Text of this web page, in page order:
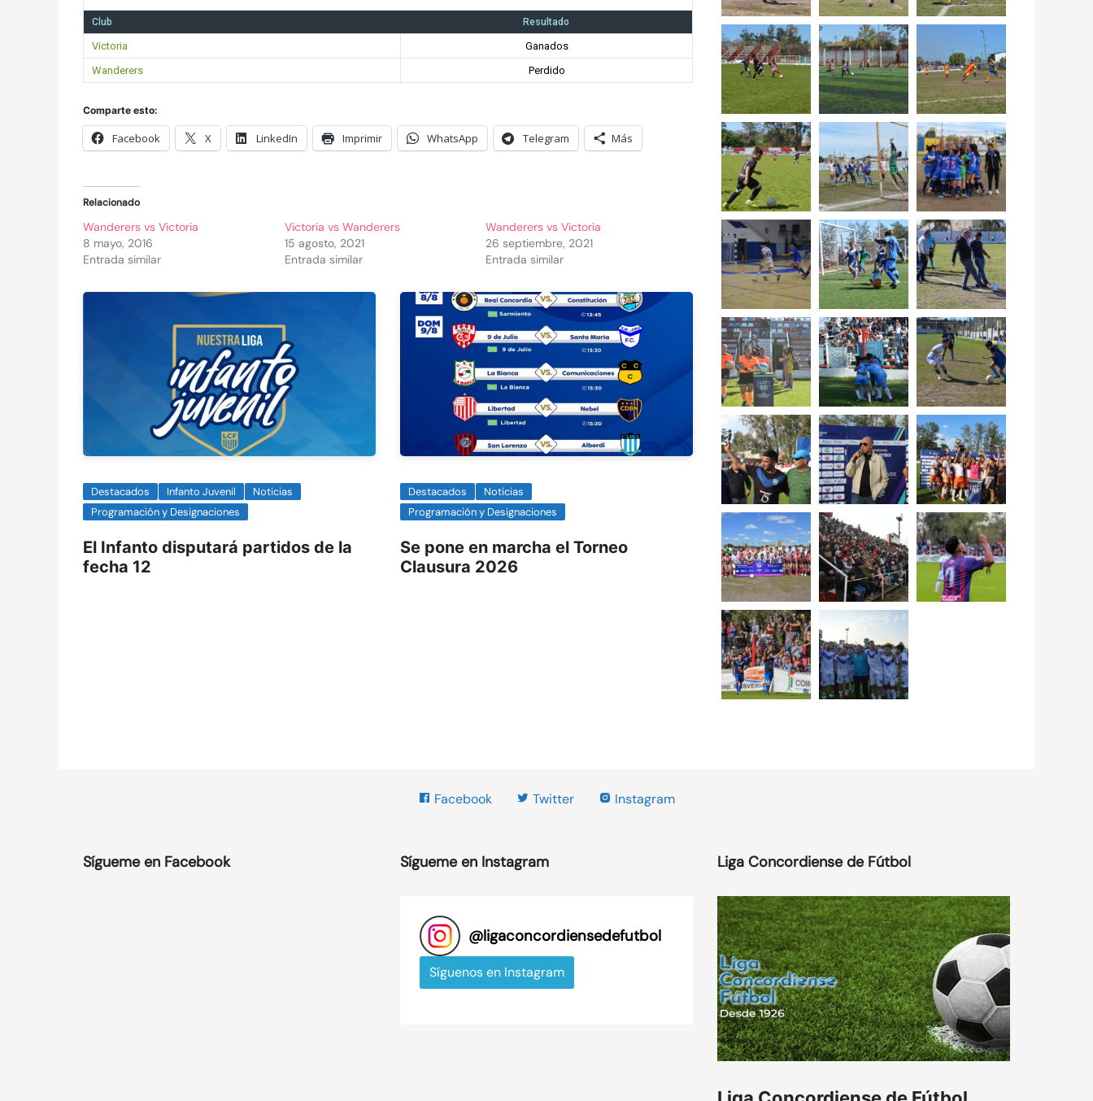
Club Resultado
Victoria
Ganados
Wanderers
Perdido
Comparte esto:
Facebook X LinkedIn Imprimir WhatsApp Telegram Más
Relacionado
Wanderers vs Victoria
8 mayo, 2016
Entrada similar
Victoria vs Wanderers
15 agosto, 2021
Entrada similar
Wanderers vs Victoria
26 septiembre, 2021
Entrada similar
Destacados Infanto Juvenil
Noticias
Programación y Designaciones
El Infanto disputará partidos de la
fecha 12
Destacados
Noticias
Programación y Designaciones
Se pone en marcha el Torneo
Clausura 2026
Facebook Twitter Instagram
Sígueme en Facebook Sígueme en Instagram
@ligaconcordiensedefutbol
Síguenos en Instagram
Liga Concordiense de Fútbol